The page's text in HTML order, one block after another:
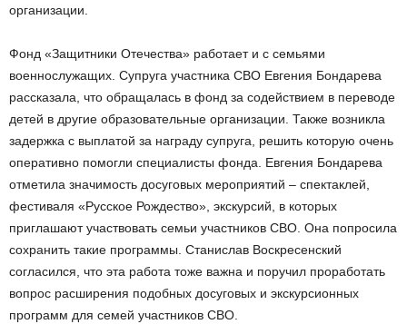
организации.
Фонд «Защитники Отечества» работает и с семьями
военнослужащих. Супруга участника СВО Евгения Бондарева
рассказала, что обращалась в фонд за содействием в переводе
детей в другие образовательные организации. Также возникла
задержка с выплатой за награду супруга, решить которую очень
оперативно помогли специалисты фонда. Евгения Бондарева
отметила значимость досуговых мероприятий – спектаклей,
фестиваля «Русское Рождество», экскурсий, в которых
приглашают участвовать семьи участников СВО. Она попросила
сохранить такие программы. Станислав Воскресенский
согласился, что эта работа тоже важна и поручил проработать
вопрос расширения подобных досуговых и экскурсионных
программ для семей участников СВО.